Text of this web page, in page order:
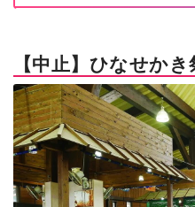
【中止】ひなせか